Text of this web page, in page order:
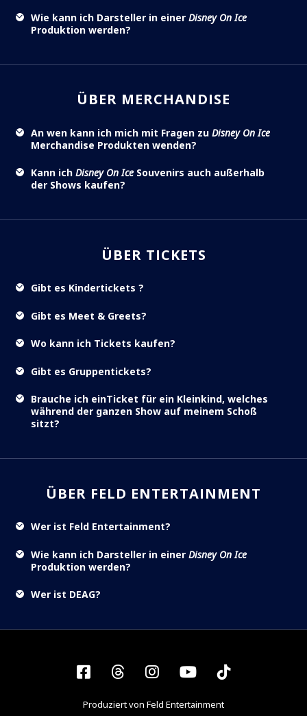
Wie kann ich Darsteller in einer Disney On Ice
Produktion werden?
ÜBER MERCHANDISE
An wen kann ich mich mit Fragen zu Disney On Ice
Merchandise Produkten wenden?
Kann ich Disney On Ice Souvenirs auch außerhalb
der Shows kaufen?
ÜBER TICKETS
Gibt es Kindertickets ?
Gibt es Meet & Greets?
Wo kann ich Tickets kaufen?
Gibt es Gruppentickets?
Brauche ich einTicket für ein Kleinkind, welches
während der ganzen Show auf meinem Schoß
sitzt?
ÜBER FELD ENTERTAINMENT
Wer ist Feld Entertainment?
Wie kann ich Darsteller in einer Disney On Ice
Produktion werden?
Wer ist DEAG?
Facebook
ThreadsInstagram
YouTubeTiktok
Produziert von Feld Entertainment